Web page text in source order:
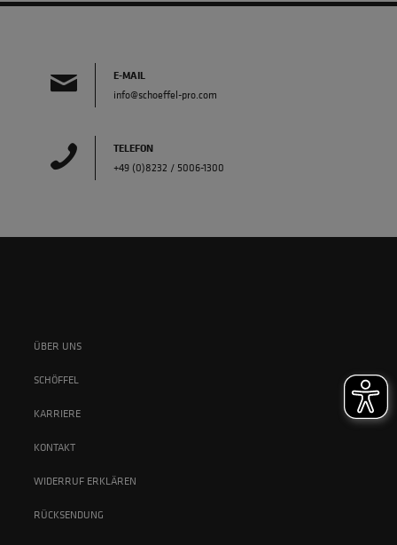
E-MAIL
info@schoeffel-pro.com
TELEFON
+49 (0)8232 / 5006-1300
ÜBER UNS
SCHÖFFEL
KARRIERE
KONTAKT
WIDERRUF ERKLÄREN
RÜCKSENDUNG